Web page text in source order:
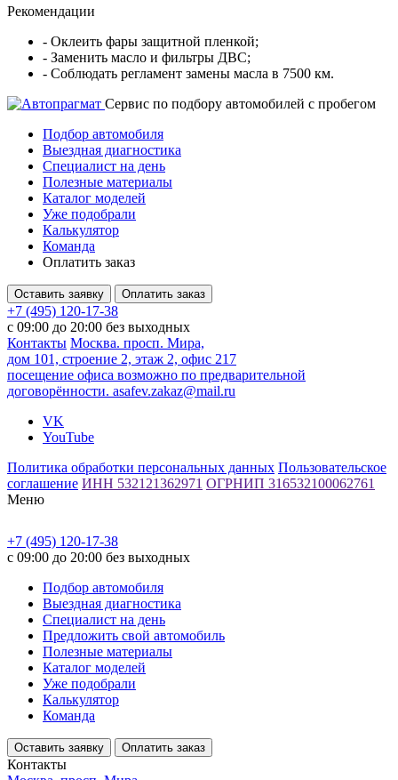
Рекомендации
- Оклеить фары защитной пленкой;
- Заменить масло и фильтры ДВС;
- Соблюдать регламент замены масла в 7500 км.
Cервис по подбору автомобилей с пробегом
Подбор автомобиля
Выездная диагностика
Специалист на день
Полезные материалы
Каталог моделей
Уже подобрали
Калькулятор
Команда
Оплатить заказ
Оставить заявку Оплатить заказ
+7 (495) 120-17-38
с 09:00 до 20:00 без выходных
Контакты Москва. просп. Мира,
дом 101, строение 2, этаж 2, офис 217
посещение офиса возможно по предварительной
договорённости. asafev.zakaz@mail.ru
VK
YouTube
Политика обработки персональных данных Пользовательское
соглашение ИНН 532121362971 ОГРНИП 316532100062761
Меню
+7 (495) 120-17-38
с 09:00 до 20:00 без выходных
Подбор автомобиля
Выездная диагностика
Специалист на день
Предложить свой автомобиль
Полезные материалы
Каталог моделей
Уже подобрали
Калькулятор
Команда
Оставить заявку Оплатить заказ
Контакты